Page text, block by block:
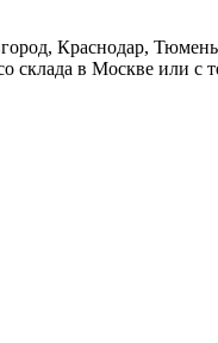
Краснодар,
в Москве или с